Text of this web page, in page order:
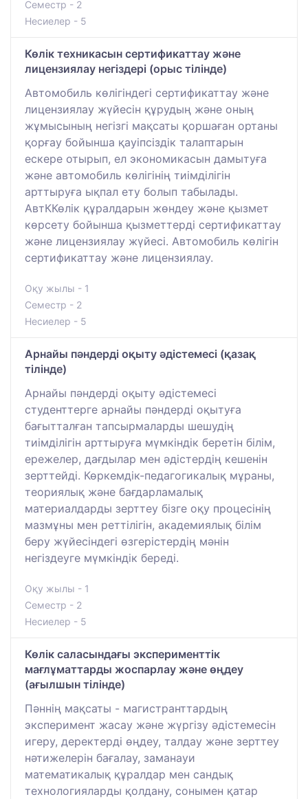
Семестр - 2
Несиелер - 5
Көлік техникасын сертификаттау және
лицензиялау негіздері (орыс тілінде)
Автомобиль көлігіндегі сертификаттау және
лицензиялау жүйесін құрудың және оның
жұмысының негізгі мақсаты қоршаған ортаны
қорғау бойынша қауіпсіздік талаптарын
ескере отырып, ел экономикасын дамытуға
және автомобиль көлігінің тиімділігін
арттыруға ықпал ету болып табылады.
АвтККөлік құралдарын жөндеу және қызмет
көрсету бойынша қызметтерді сертификаттау
және лицензиялау жүйесі. Автомобиль көлігін
сертификаттау және лицензиялау.
Оқу жылы - 1
Семестр - 2
Несиелер - 5
Арнайы пәндерді оқыту әдістемесі (қазақ
тілінде)
Арнайы пәндерді оқыту әдістемесі
студенттерге арнайы пәндерді оқытуға
бағытталған тапсырмаларды шешудің
тиімділігін арттыруға мүмкіндік беретін білім,
ережелер, дағдылар мен әдістердің кешенін
зерттейді. Көркемдік-педагогикалық мұраны,
теориялық және бағдарламалық
материалдарды зерттеу бізге оқу процесінің
мазмұны мен реттілігін, академиялық білім
беру жүйесіндегі өзгерістердің мәнін
негіздеуге мүмкіндік береді.
Оқу жылы - 1
Семестр - 2
Несиелер - 5
Көлік саласындағы эксперименттік
мағлұматтарды жоспарлау және өңдеу
(ағылшын тілінде)
Пәннің мақсаты - магистранттардың
эксперимент жасау және жүргізу әдістемесін
игеру, деректерді өңдеу, талдау және зерттеу
нәтижелерін бағалау, заманауи
математикалық құралдар мен сандық
технологияларды қолдану, сонымен қатар